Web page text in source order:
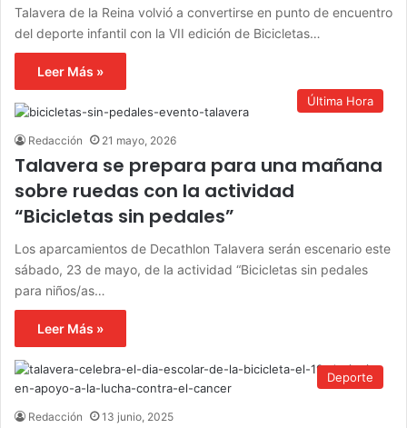
Talavera de la Reina volvió a convertirse en punto de encuentro
del deporte infantil con la VII edición de Bicicletas…
Leer Más »
Última Hora
Redacción 21 mayo, 2026
Talavera se prepara para una mañana
sobre ruedas con la actividad
“Bicicletas sin pedales”
Los aparcamientos de Decathlon Talavera serán escenario este
sábado, 23 de mayo, de la actividad “Bicicletas sin pedales
para niños/as…
Leer Más »
Deporte
Redacción 13 junio, 2025